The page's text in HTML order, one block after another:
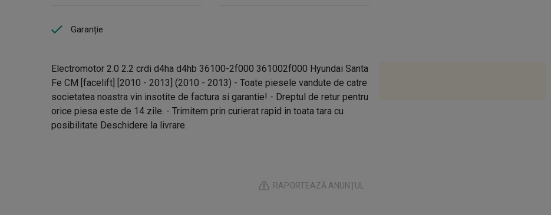
Garanție
Electromotor 2.0 2.2 crdi d4ha d4hb 36100-2f000 361002f000 Hyundai Santa
Fe CM [facelift] [2010 - 2013] (2010 - 2013) - Toate piesele vandute de catre
societatea noastra vin insotite de factura si garantie! - Dreptul de retur pentru
orice piesa este de 14 zile. - Trimitem prin curierat rapid in toata tara cu
posibilitate Deschidere la livrare.
RAPORTEAZĂ ANUNȚUL